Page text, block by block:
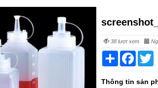
38 lượt xem
Share
Thông tin sản